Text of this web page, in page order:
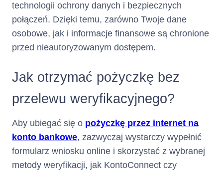
wskazane są w Zestawieniu
Operacji.
Minimalna Kwota do
Zapłaty
za opóźnienie, (ii)
opłat za udzielenie i
korzystanie z Limitu
Kredytowego tj.
zaległej Prowizji,
odsetek oraz (iii) opłat
za wydanie i obsługę
Karty naliczonych w
poprzednich Okresach
technologii ochrony danych i bezpiecznych
połączeń. Dzięki temu, zarówno Twoje dane
osobowe, jak i informacje finansowe są chronione
przed nieautoryzowanym dostępem.
Jak otrzymać pożyczkę bez
przelewu weryfikacyjnego?
Aby ubiegać się o pożyczkę przez internet na
konto bankowe, zazwyczaj wystarczy wypełnić
formularz wniosku online i skorzystać z wybranej
metody weryfikacji, jak KontoConnect czy